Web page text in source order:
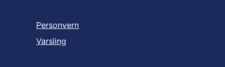
Personvern
Varsling